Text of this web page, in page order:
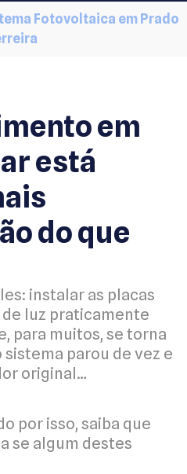
Fotovoltaica em Prado
em
está
do que
instalar as placas
luz praticamente
para muitos, se torna
parou de vez e
original…
por isso, saiba que
se algum destes